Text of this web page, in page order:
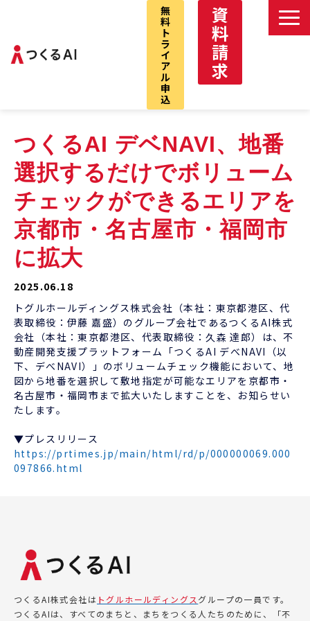
無
料
ト
ラ
イ
ア
ル
申
込
資
料
請
求
デべNAVI
VCプロ
デべNAVI戸建
仲介パック
つくるAI デベNAVI、地番
選択するだけでボリューム
チェックができるエリアを
京都市・名古屋市・福岡市
に拡大
2025.06.18
トグルホールディングス株式会社（本社：東京都港区、代
表取締役：伊藤 嘉盛）のグループ会社であるつくるAI株式
会社（本社：東京都港区、代表取締役：久森 達郎）は、不
動産開発支援プラットフォーム「つくるAI デべNAVI（以
下、デべNAVI）」のボリュームチェック機能において、地
図から地番を選択して敷地指定が可能なエリアを京都市・
名古屋市・福岡市まで拡大いたしますことを、お知らせい
たします。
▼プレスリリース
https://prtimes.jp/main/html/rd/p/000000069.000
097866.html
つくるAI株式会社は トグルホールディングス グループの一員です。
つくるAIは、すべてのまちと、まちをつくる人たちのために、「不